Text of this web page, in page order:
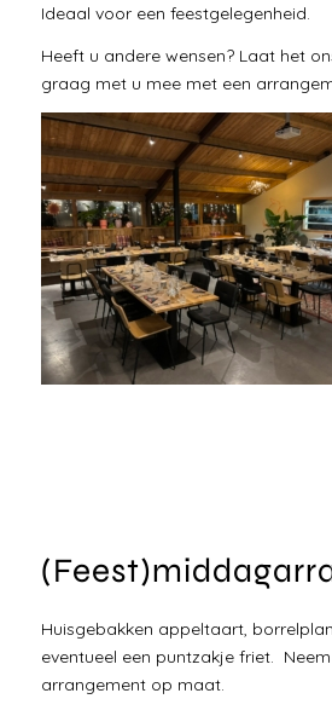
Ideaal voor een feestgelegenheid.
Heeft u andere wensen? Laat het
graag met u mee met een
Huisgebakken appeltaart,
eventueel een puntzakje friet.
arrangement op maat.